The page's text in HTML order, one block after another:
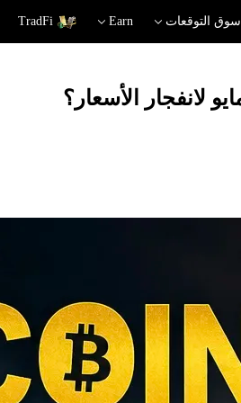
سوق التوقعات Earn
TradFi